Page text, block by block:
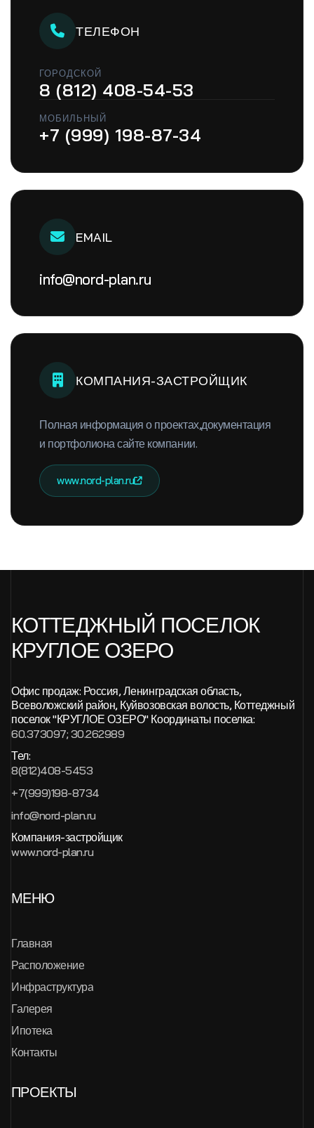
ТЕЛЕФОН
ГОРОДСКОЙ
8 (812) 408-54-53
МОБИЛЬНЫЙ
+7 (999) 198-87-34
EMAIL
info@nord-plan.ru
КОМПАНИЯ-ЗАСТРОЙЩИК
Полная информация о проектах,документация
и портфолиона сайте компании.
www.nord-plan.ru
КОТТЕДЖНЫЙ ПОСЕЛОК
КРУГЛОЕ ОЗЕРО
Офис продаж: Россия, Ленинградская область,
Всеволожский район, Куйвозовская волость,Коттеджный
поселок "КРУГЛОЕ ОЗЕРО"Координаты поселка:
60.373097; 30.262989
Тел:
8(812)408-5453
+7(999)198-8734
info@nord-plan.ru
Компания-застройщик
www.nord-plan.ru
МЕНЮ
Главная
Расположение
Инфраструктура
Галерея
Ипотека
Контакты
ПРОЕКТЫ